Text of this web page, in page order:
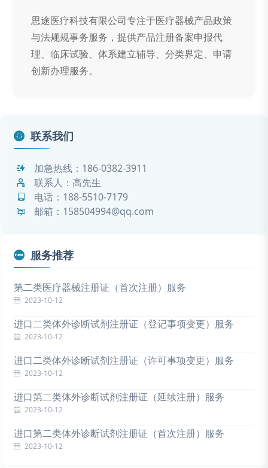
思途医疗科技有限公司专注于医疗器械产品政策
与法规规事务服务，提供产品注册备案申报代
理、临床试验、体系建立辅导、分类界定、申请
创新办理服务。
联系我们
加急热线： 186-0382-3911
联系人：高先生
电话： 188-5510-7179
邮箱：158504994@qq.com
服务推荐
第二类医疗器械注册证（首次注册）服务
2023-10-12
进口二类体外诊断试剂注册证（登记事项变更）服务
2023-10-12
进口二类体外诊断试剂注册证（许可事项变更）服务
2023-10-12
进口第二类体外诊断试剂注册证（延续注册）服务
2023-10-12
进口第二类体外诊断试剂注册证（首次注册）服务
2023-10-12